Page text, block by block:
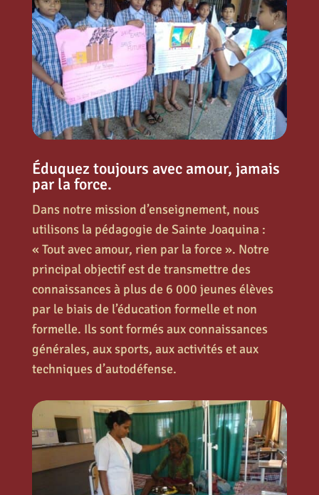
Éduquez toujours avec amour, jamais
par la force.
Dans notre mission d’enseignement, nous
utilisons la pédagogie de Sainte Joaquina :
« Tout avec amour, rien par la force ». Notre
principal objectif est de transmettre des
connaissances à plus de 6 000 jeunes élèves
par le biais de l’éducation formelle et non
formelle. Ils sont formés aux connaissances
générales, aux sports, aux activités et aux
techniques d’autodéfense.